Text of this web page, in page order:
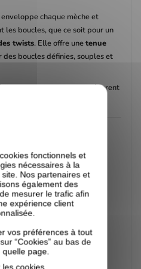
chaque mèche et
boucles, que ce soit pour un
twists. Elle offre unetenue
des boucles définies, souples et
nourrissants qui améliorent
de la fibre capillaire.
et aide à maintenir
et limite les frisottis.
contre la
la fibre capillaire.
du cheveu pour des
définies.
fonctionnels et
nécessaires à la
Nos partenaires et
également des
mesurer le trafic afin
expérience client
vos préférences à tout
“Cookies” au bas de
page.
les cookies